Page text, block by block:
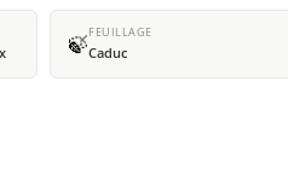
🍃FEUILLAGE
Caduc